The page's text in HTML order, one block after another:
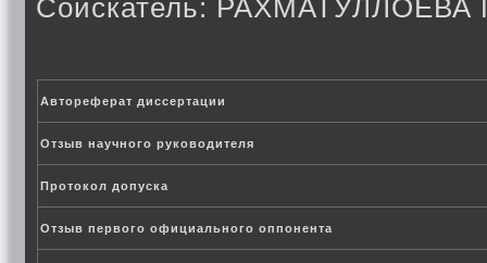
Соискатель:
Автореферат диссертации
Отзыв научного руководителя
Протокол допуска
Отзыв первого официального оппонента